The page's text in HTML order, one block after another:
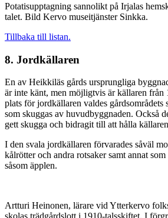
Potatisupptagning sannolikt på Irjalas
talet. Bild Kervo museitjänster Sinkka.
Tillbaka till listan.
8. Jordkällaren
En av Heikkiläs gårds ursprungliga
är inte känt, men möjligtvis är källaren från
plats för jordkällaren valdes gårdsområdets
som skuggas av huvudbyggnaden. Också
gett skugga och bidragit till att hålla
I den svala jordkällaren förvarades såväl
kålrötter och andra rotsaker samt annat
såsom äpplen.
Artturi Heinonen, lärare vid Ytterkervo